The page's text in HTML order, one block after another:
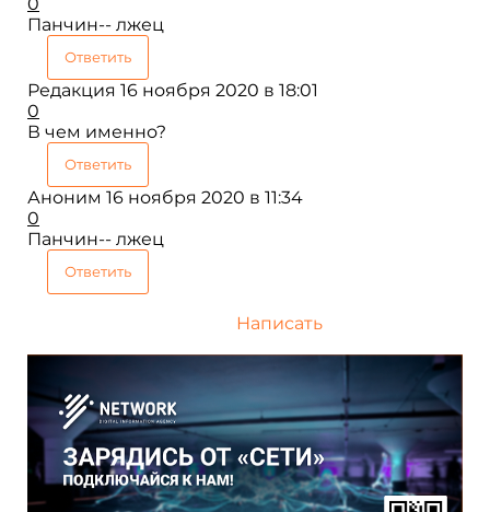
Панчин-- лжец
Ответить
Редакция 16 ноября 2020 в 18:01
0
В чем именно?
Ответить
Аноним 16 ноября 2020 в 11:34
0
Панчин-- лжец
Ответить
Написать